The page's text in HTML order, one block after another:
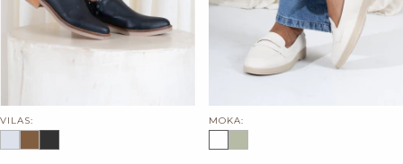
VILAS: MOKA: